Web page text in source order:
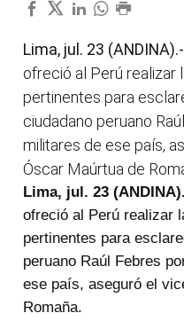
Lima, jul. 23 (ANDINA).-
ofreció al Perú realizar
pertinentes para
ciudadano peruano
militares de ese país,
Óscar Maúrtua de
Lima, jul. 23
ofreció al Perú realizar
pertinentes para
peruano Raúl Febres
ese país, aseguró el
Romaña.